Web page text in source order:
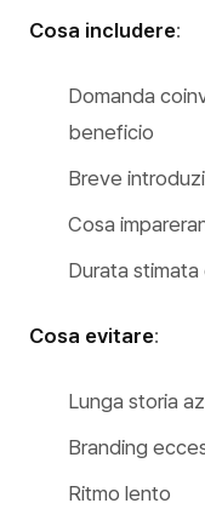
Cosa includere:
Domanda
beneficio
Breve
Cosa
Durata
Cosa evitare:
Lunga storia
Branding
Ritmo lento